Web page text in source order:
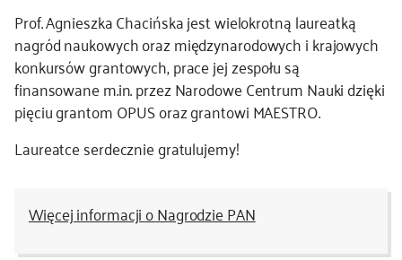
Prof. Agnieszka Chacińska jest wielokrotną laureatką
nagród naukowych oraz międzynarodowych i krajowych
konkursów grantowych, prace jej zespołu są
finansowane m.in. przez Narodowe Centrum Nauki dzięki
pięciu grantom OPUS oraz grantowi MAESTRO.
Laureatce serdecznie gratulujemy!
Więcej informacji o Nagrodzie PAN